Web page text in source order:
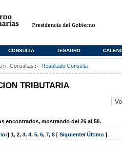
CONSULTA TESAURO
Consultas Resultado Consulta
TRIBUTARIA
encontrados, mostrando del 26 al 50.
] 1, 2, 3, 4, 5, 6, 7, 8 [ Siguiente/ Último ]